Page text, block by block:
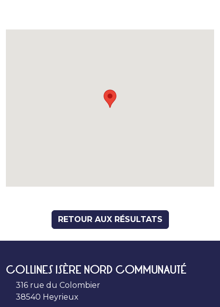
RETOUR AUX RÉSULTATS
COLLINES ISÈRE NORD COMMUNAUTÉ
316 rue du Colombier
38540 Heyrieux